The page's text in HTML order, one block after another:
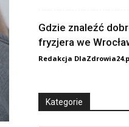
Gdzie znaleźć
fryzjera we
Redakcja
Kategorie